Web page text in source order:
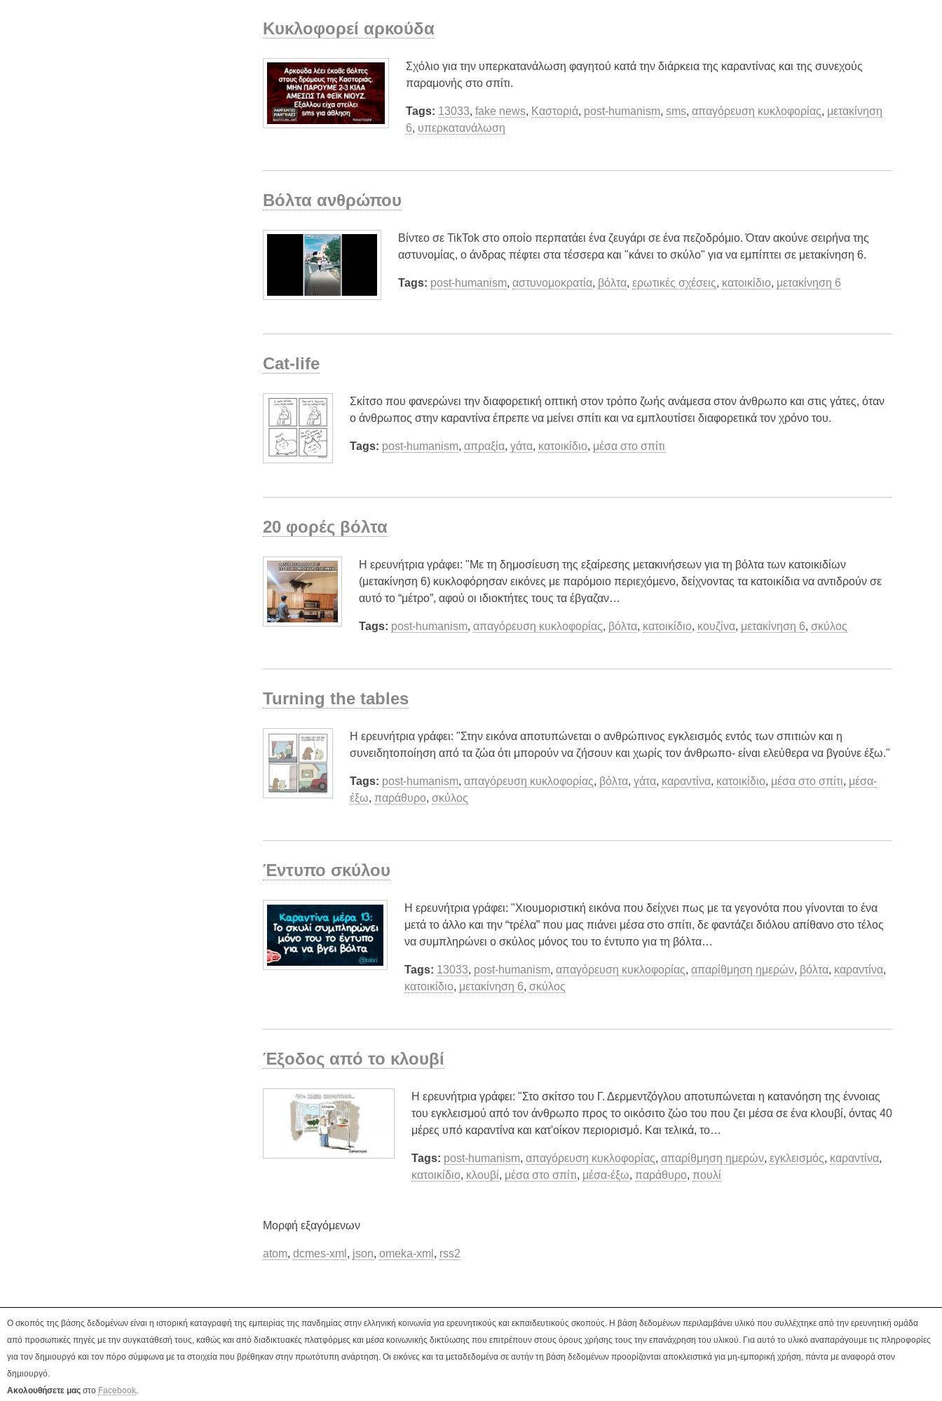
Κυκλοφορεί αρκούδα
Σχόλιο για την υπερκατανάλωση φαγητού κατά την διάρκεια της καραντίνας και της συνεχούς
παραμονής στο σπίτι.
Tags: 13033, fake news, Kαστοριά, post-humanism, sms, απαγόρευση κυκλοφορίας, μετακίνηση
6, υπερκατανάλωση
Βόλτα ανθρώπου
Bίντεο σε TikTok στο οποίο περπατάει ένα ζευγάρι σε ένα πεζοδρόμιο. Όταν ακούνε σειρήνα της
αστυνομίας, ο άνδρας πέφτει στα τέσσερα και "κάνει το σκύλο" για να εμπίπτει σε μετακίνηση 6.
Tags: post-humanism, αστυνομοκρατία, βόλτα, ερωτικές σχέσεις, κατοικίδιο, μετακίνηση 6
Cat-life
Σκίτσο που φανερώνει την διαφορετική οπτική στον τρόπο ζωής ανάμεσα στον άνθρωπο και στις γάτες, όταν
ο άνθρωπος στην καραντίνα έπρεπε να μείνει σπίτι και να εμπλουτίσει διαφορετικά τον χρόνο του.
Tags: post-humanism,απραξία,γάτα, κατοικίδιο, μέσα στο σπίτι
20 φορές βόλτα
Η ερευνήτρια γράφει: "Με τη δημοσίευση της εξαίρεσης μετακινήσεων για τη βόλτα των κατοικιδίων
(μετακίνηση 6) κυκλοφόρησαν εικόνες με παρόμοιο περιεχόμενο, δείχνοντας τα κατοικίδια να αντιδρούν σε
αυτό το “μέτρο”, αφού οι ιδιοκτήτες τους τα έβγαζαν…
Tags: post-humanism,απαγόρευση κυκλοφορίας, βόλτα, κατοικίδιο, κουζίνα, μετακίνηση 6,σκύλος
Turning the tables
Η ερευνήτρια γράφει: "Στην εικόνα αποτυπώνεται ο ανθρώπινος εγκλεισμός εντός των σπιτιών και η
συνειδητοποίηση από τα ζώα ότι μπορούν να ζήσουν και χωρίς τον άνθρωπο- είναι ελεύθερα να βγούνε έξω."
Tags: post-humanism,απαγόρευση κυκλοφορίας, βόλτα,γάτα, καραντίνα, κατοικίδιο, μέσα στο σπίτι, μέσα-
έξω,παράθυρο,σκύλος
Έντυπο σκύλου
Η ερευνήτρια γράφει: "Χιουμοριστική εικόνα που δείχνει πως με τα γεγονότα που γίνονται το ένα
μετά το άλλο και την “τρέλα” που μας πιάνει μέσα στο σπίτι, δε φαντάζει διόλου απίθανο στο τέλος
να συμπληρώνει ο σκύλος μόνος του το έντυπο για τη βόλτα…
Tags: 13033, post-humanism,απαγόρευση κυκλοφορίας,απαρίθμηση ημερών, βόλτα, καραντίνα,
κατοικίδιο, μετακίνηση 6,σκύλος
Έξοδος από το κλουβί
H ερευνήτρια γράφει: "Στο σκίτσο του Γ. Δερμεντζόγλου αποτυπώνεται η κατανόηση της έννοιας
του εγκλεισμού από τον άνθρωπο προς το οικόσιτο ζώο του που ζει μέσα σε ένα κλουβί, όντας 40
μέρες υπό καραντίνα και κατ'οίκον περιορισμό. Και τελικά, το…
Tags: post-humanism,απαγόρευση κυκλοφορίας,απαρίθμηση ημερών,εγκλεισμός, καραντίνα,
κατοικίδιο, κλουβί, μέσα στο σπίτι, μέσα-έξω,παράθυρο,πουλί
Μορφή εξαγόμενων
atom,dcmes-xml , json,omeka-xml , rss2
Ο σκοπός της βάσης δεδομένων είναι η ιστορική καταγραφή της εμπειρίας της πανδημίας στην ελληνική κοινωνία για ερευνητικούς και εκπαιδευτικούς σκοπούς. Η βάση δεδομένων περιλαμβάνει υλικό που συλλέχτηκε από την ερευνητική ομάδα
από προσωπικές πηγές με την συγκατάθεσή τους, καθώς και από διαδικτυακές πλατφόρμες και μέσα κοινωνικής δικτύωσης που επιτρέπουν στους όρους χρήσης τους την επανάχρηση του υλικού. Για αυτό το υλικό αναπαράγουμε τις πληροφορίες
για τον δημιουργό και τον πόρο σύμφωνα με τα στοιχεία που βρέθηκαν στην πρωτότυπη ανάρτηση. Οι εικόνες και τα μεταδεδομένα σε αυτήν τη βάση δεδομένων προορίζονται αποκλειστικά για μη-εμπορική χρήση, πάντα με αναφορά στον
δημιουργό.
Ακολουθήσετε μας στο Facebook